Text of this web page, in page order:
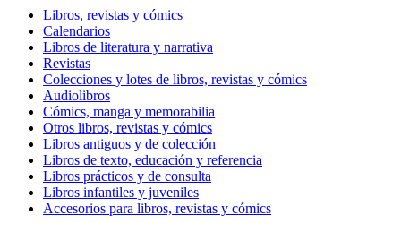
Libros, revistas y cómics
Calendarios
Libros de literatura y narrativa
Revistas
Colecciones y lotes de libros, revistas y cómics
Audiolibros
Cómics, manga y memorabilia
Otros libros, revistas y cómics
Libros antiguos y de colección
Libros de texto, educación y referencia
Libros prácticos y de consulta
Libros infantiles y juveniles
Accesorios para libros, revistas y cómics